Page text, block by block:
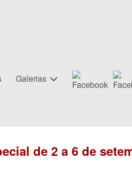
Galerias
de 2 a 6 de